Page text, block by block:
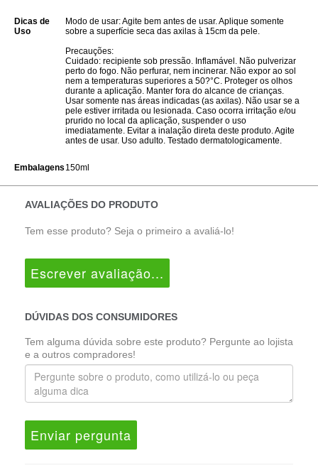
Dicas de
Uso
Modo de usar: Agite bem antes de usar. Aplique somente
sobre a superfície seca das axilas à 15cm da pele.
Precauções:
Cuidado: recipiente sob pressão. Inflamável. Não pulverizar
perto do fogo. Não perfurar, nem incinerar. Não expor ao sol
nem a temperaturas superiores a 50?°C. Proteger os olhos
durante a aplicação. Manter fora do alcance de crianças.
Usar somente nas áreas indicadas (as axilas). Não usar se a
pele estiver irritada ou lesionada. Caso ocorra irritação e/ou
prurido no local da aplicação, suspender o uso
imediatamente. Evitar a inalação direta deste produto. Agite
antes de usar. Uso adulto. Testado dermatologicamente.
Embalagens 150ml
AVALIAÇÕES DO PRODUTO
Tem esse produto? Seja o primeiro a avaliá-lo!
Escrever avaliação...
DÚVIDAS DOS CONSUMIDORES
Tem alguma dúvida sobre este produto? Pergunte ao lojista
e a outros compradores!
Enviar pergunta